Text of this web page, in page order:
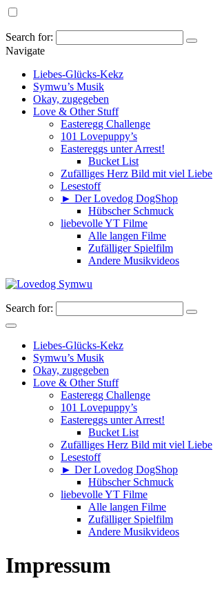
Search for:
Navigate
Liebes-Glücks-Kekz
Symwu’s Musik
Okay, zugegeben
Love & Other Stuff
Easteregg Challenge
101 Lovepuppy’s
Eastereggs unter Arrest!
Bucket List
Zufälliges Herz Bild mit viel Liebe
Lesestoff
► Der Lovedog DogShop
Hübscher Schmuck
liebevolle YT Filme
Alle langen Filme
Zufälliger Spielfilm
Andere Musikvideos
Search for:
Liebes-Glücks-Kekz
Symwu’s Musik
Okay, zugegeben
Love & Other Stuff
Easteregg Challenge
101 Lovepuppy’s
Eastereggs unter Arrest!
Bucket List
Zufälliges Herz Bild mit viel Liebe
Lesestoff
► Der Lovedog DogShop
Hübscher Schmuck
liebevolle YT Filme
Alle langen Filme
Zufälliger Spielfilm
Andere Musikvideos
Impressum